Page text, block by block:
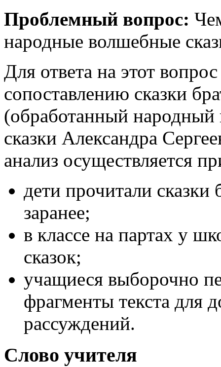
Проблемный вопрос:
народные волшебные
Для ответа на этот
сопоставлению сказки
(обработанный народный
сказки Александра
анализ осуществляется
дети прочитали
заранее;
в классе на партах у
сказок;
учащиеся выборочно
фрагменты текста для
рассуждений.
Слово учителя